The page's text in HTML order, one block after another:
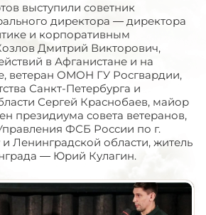
выступили советник
директора — директора
и корпоративным
Дмитрий Викторович,
в Афганистане и на
ветеран ОМОН ГУ Росгвардии,
Санкт-Петербурга и
Сергей Краснобаев, майор
президиума совета ветеранов,
ФСБ России по г.
Ленинградской области, житель
— Юрий Кулагин.